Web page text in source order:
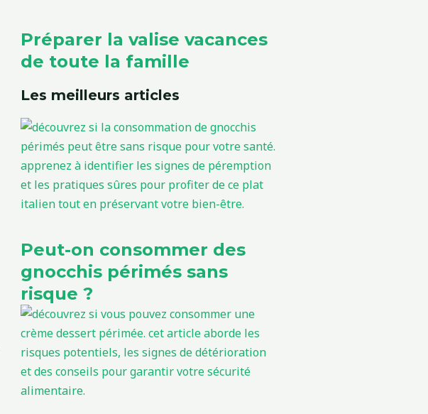
Préparer la valise vacances
de toute la famille
Les meilleurs articles
Peut-on consommer des
gnocchis périmés sans
risque ?